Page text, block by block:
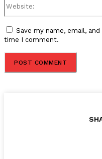
Save my name, email,
time I comment.